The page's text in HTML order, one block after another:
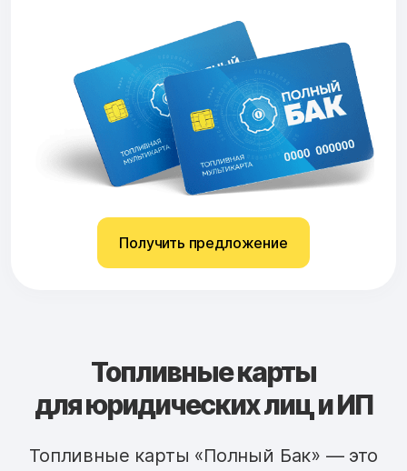
Получить предложение
Топливные карты
для юридических лиц и ИП
Топливные карты «Полный Бак» — это